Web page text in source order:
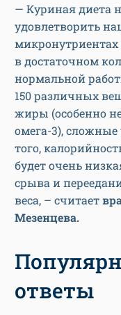
— Куриная диета
удовлетворить
в достаточном
нормальной
150 различных
жиры (особенно
омега-3), сложные
того,
будет очень
срыва и
веса, – считает
Мезенцева.
ответы